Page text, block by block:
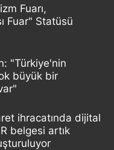
Fuarı,
Fuar" Statüsü
"Türkiye'nin
büyük bir
ihracatında dijital
belgesi artık